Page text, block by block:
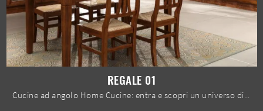
REGALE 01
Cucine ad angolo Home Cucine: entra e scopri un universo di design e contenuto estetico! La cucina tradizionale Regale 01 ti attende.